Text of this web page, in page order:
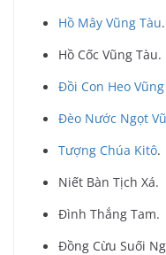
Hồ Mây Vũng Tàu.
Hồ Cốc Vũng Tàu.
Đồi Con Heo
Đèo Nước Ngọt
Tượng Chúa Kitô.
Niết Bàn Tịch Xá.
Đình Thắng Tam.
Đồng Cừu Suối